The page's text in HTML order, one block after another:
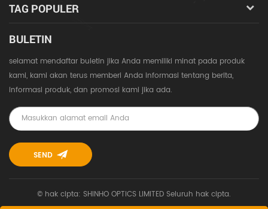
TAG POPULER
BULETIN
selamat mendaftar buletin jika Anda memiliki minat pada produk
kami, kami akan terus memberi Anda informasi tentang berita,
informasi produk, dan promosi kami jika ada.
© hak cipta: SHINHO OPTICS LIMITED Seluruh hak cipta.